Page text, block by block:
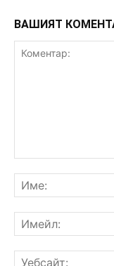
ВАШИЯТ